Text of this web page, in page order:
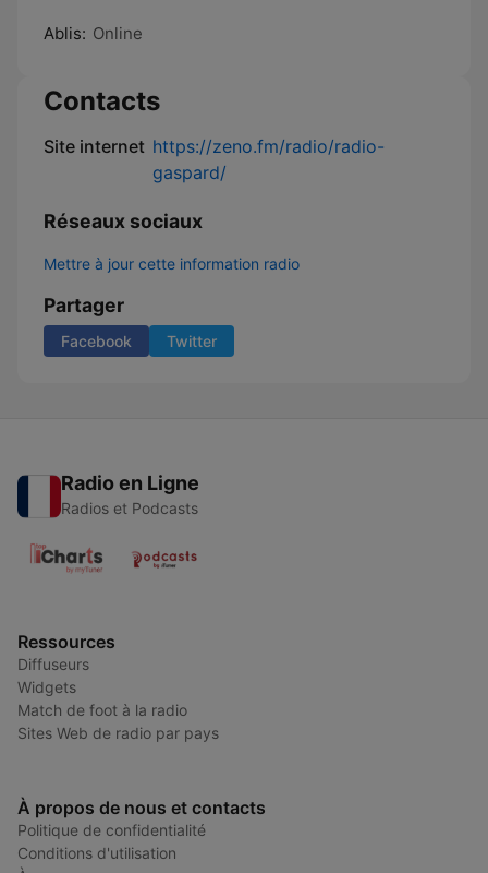
Ablis: Online
Contacts
Site internet https://zeno.fm/radio/radio-
gaspard/
Réseaux sociaux
Mettre à jour cette information radio
Partager
Facebook Twitter
Radio en Ligne
Radios et Podcasts
Ressources
Diffuseurs
Widgets
Match de foot à la radio
Sites Web de radio par pays
À propos de nous et contacts
Politique de confidentialité
Conditions d'utilisation